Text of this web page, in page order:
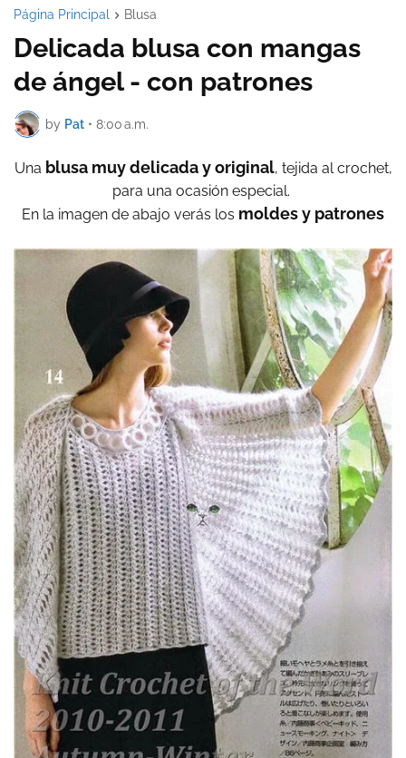
Página Principal Blusa
Delicada blusa con mangas
de ángel - con patrones
by Pat • 8:00 a.m.
Una blusa muy delicada y original, tejida al crochet,
para una ocasión especial.
En la imagen de abajo verás los moldes y patrones